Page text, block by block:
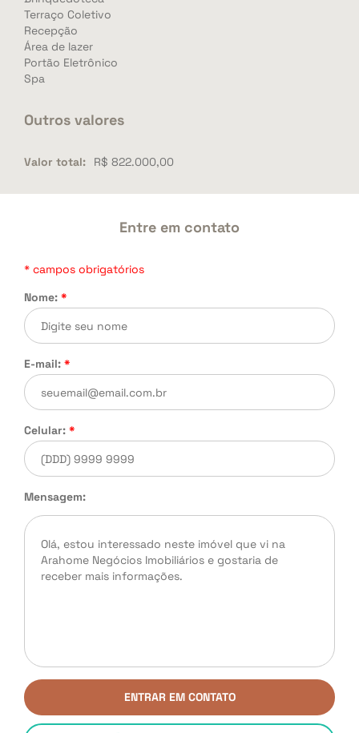
Terraço Coletivo
Recepção
Área de lazer
Portão Eletrônico
Spa
Outros valores
Valor total: R$ 822.000,00
Entre em contato
* campos obrigatórios
Nome: *
E-mail: *
Celular: *
Mensagem:
ENTRAR EM CONTATO